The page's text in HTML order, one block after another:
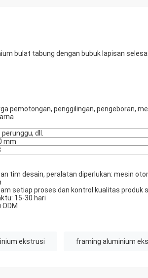
bulat tabung dengan bubuk lapisan selesai
pemotongan, penggilingan, pengeboran,
dll.
mm
tim desain, peralatan diperlukan: mesin
setiap proses dan kontrol kualitas produk
15-30 hari
ekstrusi framing aluminium